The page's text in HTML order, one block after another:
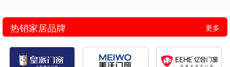
热销家居品牌 更多